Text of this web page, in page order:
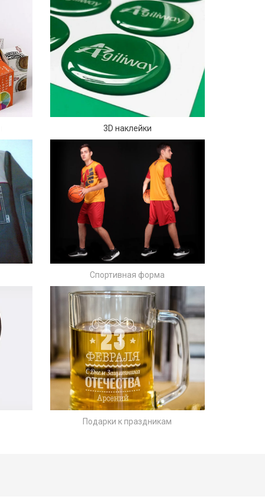
3D наклейки
Спортивная форма
Подарки к праздникам